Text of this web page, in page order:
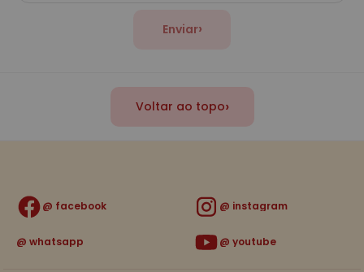
Enviar›
Voltar ao topo›
facebook instagram
whatsapp youtube